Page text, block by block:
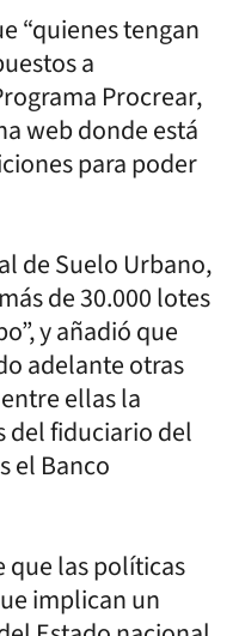
“quienes tengan
a
Procrear,
web donde está
para poder
de Suelo Urbano,
de 30.000 lotes
y añadió que
adelante otras
ellas la
del fiduciario del
el Banco
que las políticas
implican un